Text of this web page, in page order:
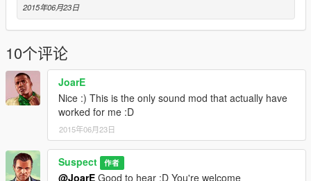
2015年06月23日
10个评论
JoarE
Nice :) This is the only sound mod that actually have
worked for me :D
2015年06月23日
Suspect 作者
@JoarE Good to hear :D You're welcome